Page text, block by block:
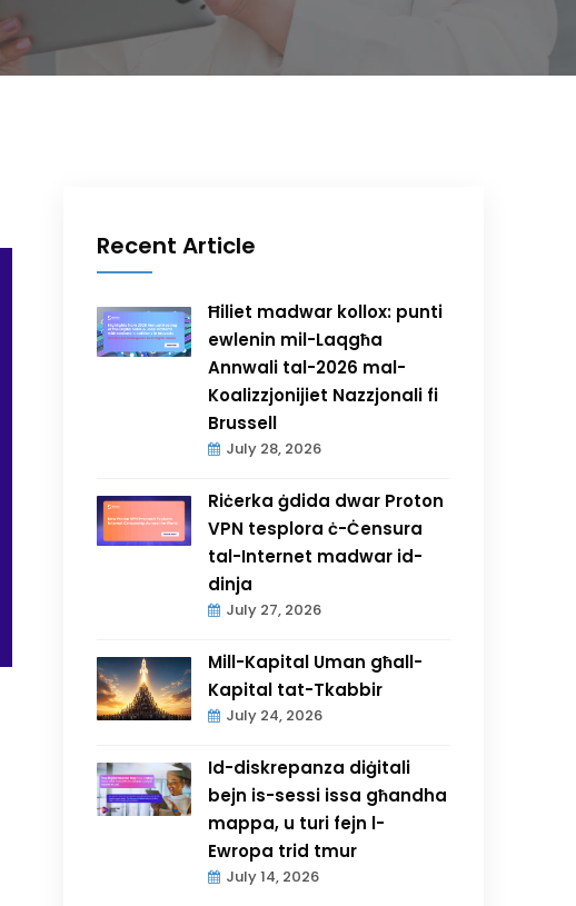
Recent Article
Ħiliet madwar kollox: punti
ewlenin mil-Laqgħa
Annwali tal-2026 mal-
Koalizzjonijiet Nazzjonali fi
Brussell
July 28, 2026
Riċerka ġdida dwar Proton
VPN tesplora ċ-Ċensura
tal-Internet madwar id-
dinja
July 27, 2026
Mill-Kapital Uman għall-
Kapital tat-Tkabbir
July 24, 2026
Id-diskrepanza diġitali
bejn is-sessi issa għandha
mappa, u turi fejn l-
Ewropa trid tmur
July 14, 2026